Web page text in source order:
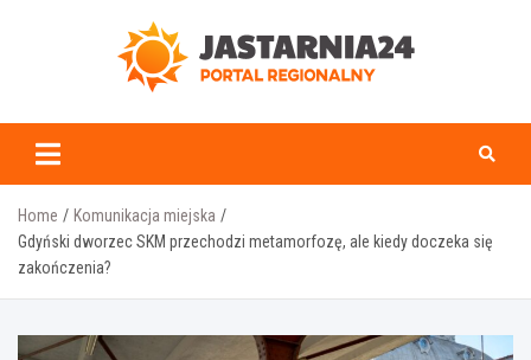
jastarnia24.pl
Home
Komunikacja miejska
Gdyński dworzec SKM przechodzi metamorfozę, ale kiedy doczeka się
zakończenia?